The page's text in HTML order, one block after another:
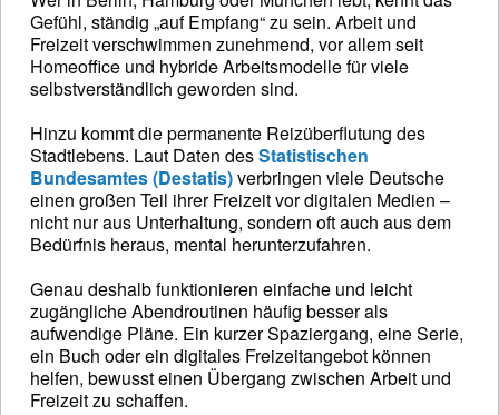
Gefühl, ständig „auf Empfang“ zu sein. Arbeit und
Freizeit verschwimmen zunehmend, vor allem seit
Homeoffice und hybride Arbeitsmodelle für viele
selbstverständlich geworden sind.
Hinzu kommt die permanente Reizüberflutung des
Stadtlebens. Laut Daten desStatistischen
Bundesamtes (Destatis)verbringen viele Deutsche
einen großen Teil ihrer Freizeit vor digitalen Medien –
nicht nur aus Unterhaltung, sondern oft auch aus dem
Bedürfnis heraus, mental herunterzufahren.
Genau deshalb funktionieren einfache und leicht
zugängliche Abendroutinen häufig besser als
aufwendige Pläne. Ein kurzer Spaziergang, eine Serie,
ein Buch oder ein digitales Freizeitangebot können
helfen, bewusst einen Übergang zwischen Arbeit und
Freizeit zu schaffen.